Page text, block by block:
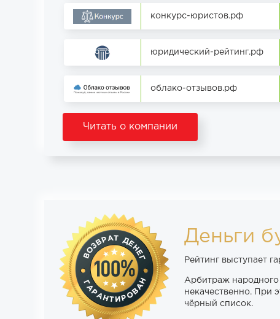
конкурс-юристов.рф
юридический-рейтинг.рф
облако-отзывов.рф
Читать о компании
Деньги
Рейтинг выступает
Арбитраж народного
некачественно. При
чёрный список.